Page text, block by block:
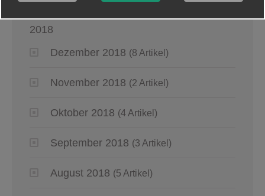
2018
Dezember 2018 (8 Artikel)
November 2018 (2 Artikel)
Oktober 2018 (4 Artikel)
September 2018 (3 Artikel)
August 2018 (5 Artikel)